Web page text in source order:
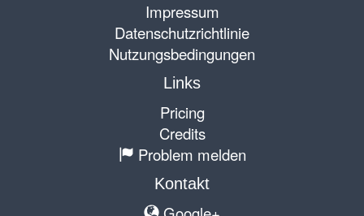
Impressum
Datenschutzrichtlinie
Nutzungsbedingungen
Links
Pricing
Credits
Problem melden
Kontakt